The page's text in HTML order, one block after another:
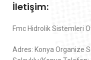
İletişim:
Fmc Hidrolik Sistemleri
Adres: Konya Organize